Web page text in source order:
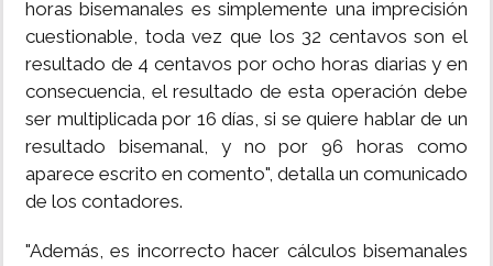
horas bisemanales es simplemente una imprecisión
cuestionable, toda vez que los 32 centavos son el
resultado de 4 centavos por ocho horas diarias y en
consecuencia, el resultado de esta operación debe
ser multiplicada por 16 días, si se quiere hablar de un
resultado bisemanal, y no por 96 horas como
aparece escrito en comento", detalla un comunicado
de los contadores.
"Además, es incorrecto hacer cálculos bisemanales